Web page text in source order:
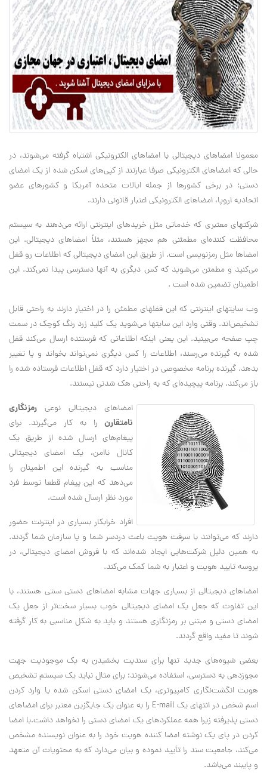
معمولا امضاهای دیجیتالی با امضاهای الکترونیکی اشتباه گرفته می‌شوند، در
حالی که امضاهای الکترونیکی صرفا عبارتند از کپی‌های اسکن شده از یک امضای
دستی؛ در برخی کشورها از جمله ایالات متحده آمریکا و کشورهای عضو
اتحادیه اروپا، امضاهای الکترونیکی اعتبار قانونی دارند.
شرکتهای معتبری که خدماتی مثل خریدهای اینترنتی ارائه می‌دهند به سیستم
محافظت کننده‌ای مطمئنی هم مجهز هستند، مثلاً امضاهای دیجیتالی. این
امضاها مثل رمزنویسی است. از طریق این امضای دیجیتالی که اطلاعات رو قفل
می‌کنید و مطمئن می‌شوید که کس دیگری به آنها دسترسی پیدا نمی‌‌کند. این
اطمینان تضمین شده است .
وب سایتهای اینترنتی که این قفلهای مطمئن را در اختیار دارند به راحتی قابل
تشخیص‌اند. وقتی وارد این سایتها می‌شوید یک کلید زرد رنگ کوچک در سمت
چپ صفحه می‌بینید. این یعنی اینکه اطلاعاتی که فرستنده ارسال می‌کند قفل
شده به گیرنده می‌رسند، اطلاعات را کس دیگری نمی‌تواند بخواند و یا تغییر
بدهد. گیرنده برنامه مخصوصی در اختیار دارد که قفل اطلاعات فرستاده شده را
باز می‌کند. برنامه پیچیده‌ای که به راحتی هک شدنی نیستند.
امضاهای دیجیتالی نوعی رمزنگاری
نامتقارن را به کار می‌گیرند. برای
پیغام‌های ارسال شده از طریق یک
کانال ناامن، یک امضای دیجیتالی
مناسب به گیرنده این اطمینان را
می‌دهد که این پیغام قطعا توسط فرد
مورد نظر ارسال شده است.
افراد خرابکار بسیاری در اینترنت حضور
دارند که می‌توانند با سرقت هویت باعث دردسر شما و یا سازمان شما گردند.
به همین دلیل شرکت‌هایی ایجاد شده‌اند که با فروش امضای دیجیتالی، در
پروسه تایید هویت و اعتبار به شما کمک می‌کند.
امضاهای دیجیتالی از بسیاری جهات مشابه امضاهای دستی سنتی هستند، با
این تفاوت که جعل یک امضای دیجیتالی خوب بسیار سخت‌تر از جعل یک
امضای دستی و مبتنی بر رمزنگاری هستند و باید به شکل مناسبی به کار گرفته
شوند تا مفید واقع گردند.
بعضی شیوه‌های جدید تنها برای سندیت بخشیدن به یک موجودیت جهت
مجوزدهی به دسترسی، استفاده می‌شوند؛ برای مثال نباید یک سیستم تشخیص
هویت انگشت‌نگاری کامپیوتری، یک امضای دستی اسکن شده یا وارد کردن
اسم شخص در انتهای یک E-mail را به عنوان یک جایگزین معتبر برای امضاهای
دستی پذیرفته زیرا همه عملکردهای یک امضای دستی را نخواهد داشت.با امضا
کردن در پای یک نوشته امضا کننده هویت خود را به عنوان نویسنده مشخص
می‌کند، جامعیت سند را تأیید نموده و بیان می‌دارد که به محتویات آن متعهد
و پایبند می‌باشد.